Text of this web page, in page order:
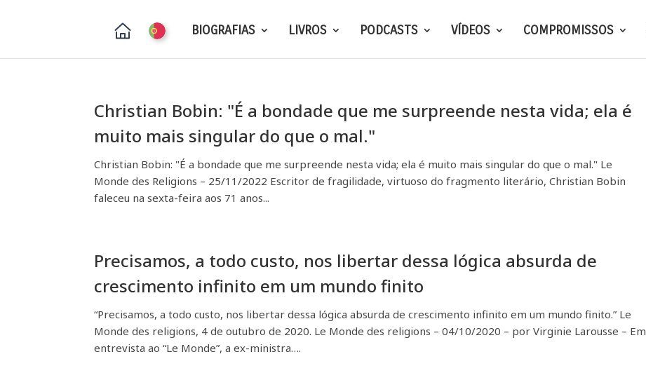
BIOGRAFIAS LIVROS PODCASTS VÍDEOS COMPROMISSOS
Christian Bobin: "É a bondade que me surpreende nesta vida; ela é
muito mais singular do que o mal."
Christian Bobin: "É a bondade que me surpreende nesta vida; ela é muito mais singular do que o mal." Le
Monde des Religions – 25/11/2022 Escritor de fragilidade, virtuoso do fragmento literário, Christian Bobin
faleceu na sexta-feira aos 71 anos...
Precisamos, a todo custo, nos libertar dessa lógica absurda de
crescimento infinito em um mundo finito
“Precisamos, a todo custo, nos libertar dessa lógica absurda de crescimento infinito em um mundo finito.” Le
Monde des religions, 4 de outubro de 2020. Le Monde des religions – 04/10/2020 – por Virginie Larousse – Em
entrevista ao “Le Monde”, a ex-ministra….